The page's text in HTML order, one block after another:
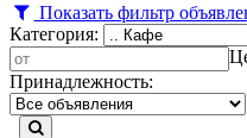
Показать фильтр
Категория:
Принадлежность: